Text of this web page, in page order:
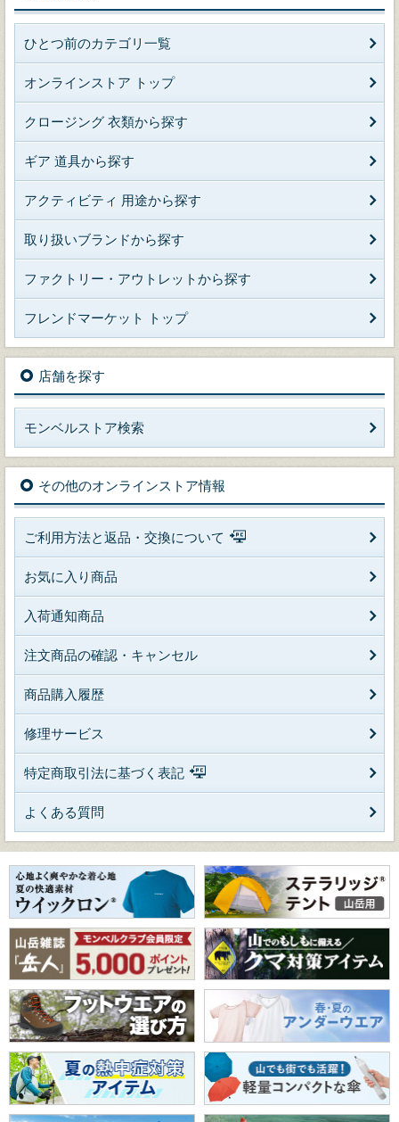
ひとつ前のカテゴリ一覧
オンラインストア トップ
クロージング 衣類から探す
ギア 道具から探す
アクティビティ 用途から探す
取り扱いブランドから探す
ファクトリー・アウトレットから探す
フレンドマーケット トップ
店舗を探す
モンベルストア検索
その他のオンラインストア情報
ご利用方法と返品・交換について
お気に入り商品
入荷通知商品
注文商品の確認・キャンセル
商品購入履歴
修理サービス
特定商取引法に基づく表記
よくある質問